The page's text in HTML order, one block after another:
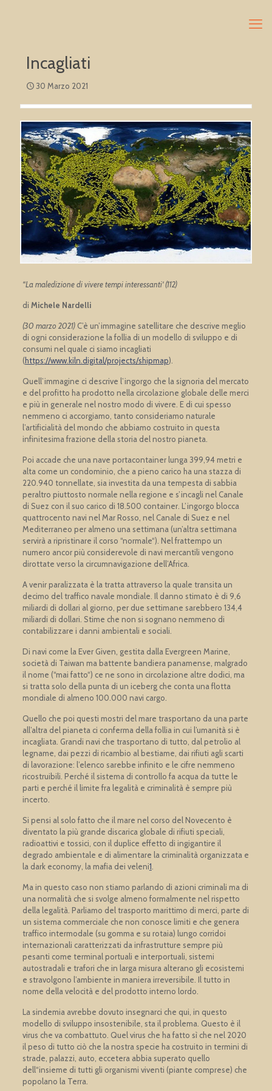
Incagliati
30 Marzo 2021
“La maledizione di vivere tempi interessanti‘ (112)
di Michele Nardelli
(30 marzo 2021)C’è un’immagine satellitare che descrive meglio
di ogni considerazione la follia di un modello di sviluppo e di
consumi nel quale ci siamo incagliati
(https://www.kiln.digital/projects/shipmap).
Quell’immagine ci descrive l’ingorgo che la signoria del mercato
e del profitto ha prodotto nella circolazione globale delle merci
e più in generale nel nostro modo di vivere. E di cui spesso
nemmeno ci accorgiamo, tanto consideriamo naturale
l’artificialità del mondo che abbiamo costruito in questa
infinitesima frazione della storia del nostro pianeta.
Poi accade che una nave portacontainer lunga 399,94 metri e
alta come un condominio, che a pieno carico ha una stazza di
220.940 tonnellate, sia investita da una tempesta di sabbia
peraltro piuttosto normale nella regione e s’incagli nel Canale
di Suez con il suo carico di 18.500 container. L’ingorgo blocca
quattrocento navi nel Mar Rosso, nel Canale di Suez e nel
Mediterraneo per almeno una settimana (un’altra settimana
servirà a ripristinare il corso “normale“). Nel frattempo un
numero ancor più considerevole di navi mercantili vengono
dirottate verso la circumnavigazione dell’Africa.
A venir paralizzata è la tratta attraverso la quale transita un
decimo del traffico navale mondiale. Il danno stimato è di 9,6
miliardi di dollari al giorno, per due settimane sarebbero 134,4
miliardi di dollari. Stime che non si sognano nemmeno di
contabilizzare i danni ambientali e sociali.
Di navi come la Ever Given, gestita dalla Evergreen Marine,
società di Taiwan ma battente bandiera panamense, malgrado
il nome (“mai fatto“) ce ne sono in circolazione altre dodici, ma
si tratta solo della punta di un iceberg che conta una flotta
mondiale di almeno 100.000 navi cargo.
Quello che poi questi mostri del mare trasportano da una parte
all’altra del pianeta ci conferma della follia in cui l’umanità si è
incagliata. Grandi navi che trasportano di tutto, dal petrolio al
legname, dai pezzi di ricambio al bestiame, dai rifiuti agli scarti
di lavorazione: l’elenco sarebbe infinito e le cifre nemmeno
ricostruibili. Perché il sistema di controllo fa acqua da tutte le
parti e perché il limite fra legalità e criminalità è sempre più
incerto.
Si pensi al solo fatto che il mare nel corso del Novecento è
diventato la più grande discarica globale di rifiuti speciali,
radioattivi e tossici, con il duplice effetto di ingigantire il
degrado ambientale e di alimentare la criminalità organizzata e
la dark economy, la mafia dei veleni1
Ma in questo caso non stiamo parlando di azioni criminali ma di
una normalità che si svolge almeno formalmente nel rispetto
della legalità. Parliamo del trasporto marittimo di merci, parte di
un sistema commerciale che non conosce limiti e che genera
traffico intermodale (su gomma e su rotaia) lungo corridoi
internazionali caratterizzati da infrastrutture sempre più
pesanti come terminal portuali e interportuali, sistemi
autostradali e trafori che in larga misura alterano gli ecosistemi
e stravolgono l’ambiente in maniera irreversibile. Il tutto in
nome della velocità e del prodotto interno lordo.
La sindemia avrebbe dovuto insegnarci che qui, in questo
modello di sviluppo insostenibile, sta il problema. Questo è il
virus che va combattuto. Quel virus che ha fatto sì che nel 2020
il peso di tutto ciò che la nostra specie ha costruito in termini di
strade, palazzi, auto, eccetera abbia superato quello
dell“insieme di tutti gli organismi viventi (piante comprese) che
popolano la Terra.